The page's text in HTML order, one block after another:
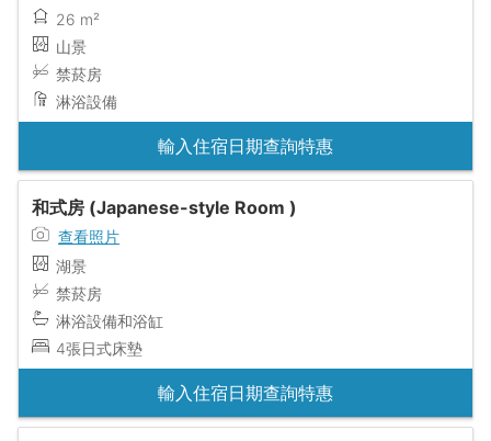
26 m²
山景
禁菸房
淋浴設備
輸入住宿日期查詢特惠
和式房 (Japanese-style Room )
查看照片
湖景
禁菸房
淋浴設備和浴缸
4張日式床墊
輸入住宿日期查詢特惠